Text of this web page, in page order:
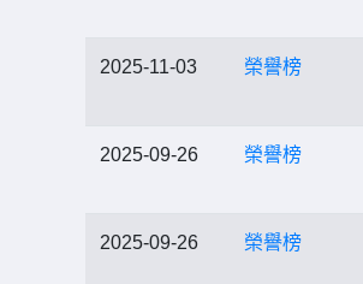
2025-11-03 榮譽榜
2025-09-26 榮譽榜
2025-09-26 榮譽榜